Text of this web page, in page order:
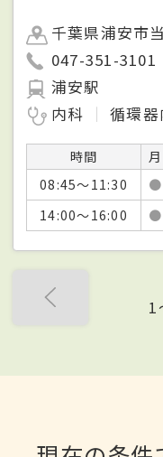
千葉県浦安市
047-351-3101
浦安駅
内科
循環器
時間 月
08:45～11:30
●
14:00～16:00
●
1